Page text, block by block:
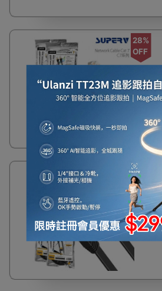
28%
OFF
29%
OFF